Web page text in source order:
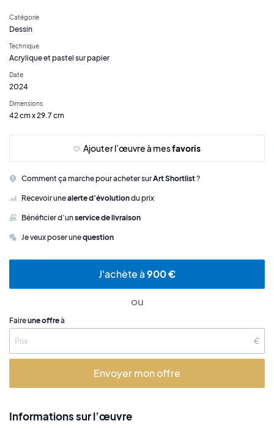
Catégorie
Dessin
Technique
Acrylique et pastel sur papier
Date
2024
Dimensions
42 cm x 29.7 cm
Ajouter l’œuvre à mesfavoris
Comment ça marche pour acheter surArt Shortlist?
Recevoir unealerte d’évolutiondu prix
Bénéficier d’unservice de livraison
Je veux poser unequestion
J'achète à900 €
ou
Faireune offreà
€
Envoyer mon offre
Informations sur l’œuvre